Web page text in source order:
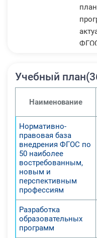
ТОП-
Учебный
Наименование
Нормативно-
правовая база
внедрения ФГОС по
50 наиболее
востребованным,
новым и
перспективным
профессиям
Разработка
образовательных
программ